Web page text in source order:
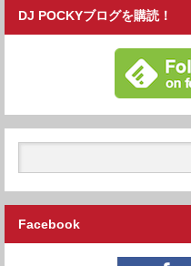
DJ POCKYブログを購読！
Facebook